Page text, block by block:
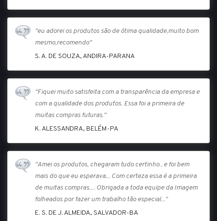
"eu adorei os produtos são de ótima qualidade,muito bom
mesmo,recomendo"
S. A. DE SOUZA, ANDIRA-PARANA
"Fiquei muito satisfeita com a transparência da empresa e
com a qualidade dos produtos. Essa foi a primeira de
muitas compras futuras."
K. ALESSANDRA, BELÉM-PA
"Amei os produtos, chegaram tudo certinho.. e foi bem
mais do que eu esperava... Com certeza essa é a primeira
de muitas compras.... Obrigada a toda equipe da Imagem
folheados por fazer um trabalho tão especial..."
E. S. DE J. ALMEIDA, SALVADOR-BA